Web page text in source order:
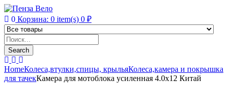
0 Корзина: 0 item(s) 0 ₽
Products
search
Search
HomeКолеса,втулки,спицы, крыльяКолеса,камера и покрышка
для тачекКамера для мотоблока усиленная 4.0х12 Китай